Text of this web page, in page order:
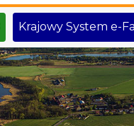
Krajowy System e-